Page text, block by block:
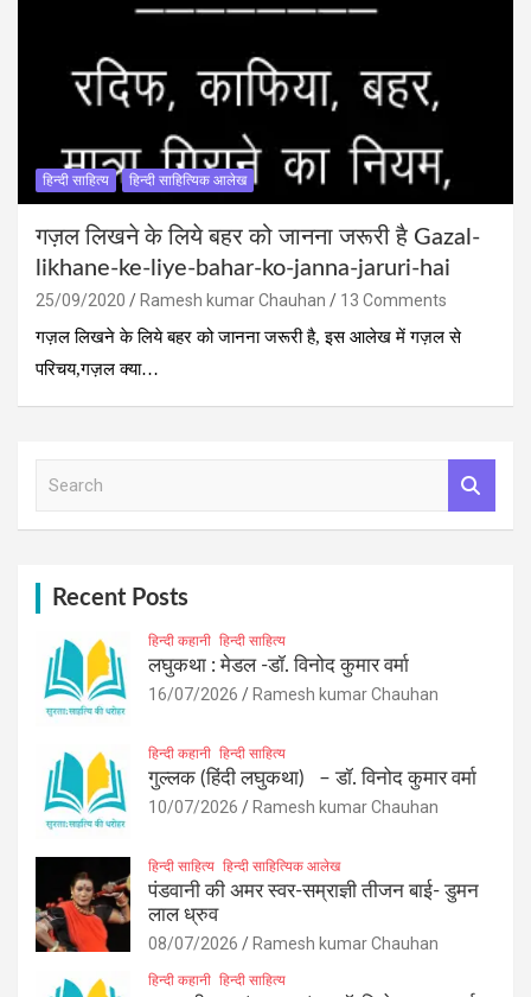
हिन्दी साहित्य हिन्दी साहित्यिक आलेख
गज़ल लिखने के लिये बहर को जानना जरूरी है Gazal-
likhane-ke-liye-bahar-ko-janna-jaruri-hai
25/09/2020 Ramesh kumar Chauhan
13 Comments
गज़ल लिखने के लिये बहर को जानना जरूरी है, इस आलेख में गज़ल से
परिचय,गज़ल क्‍या…
Recent Posts
हिन्दी कहानी हिन्दी साहित्य
लघुकथा : मेडल -डॉ. विनोद कुमार वर्मा
16/07/2026 Ramesh kumar Chauhan
हिन्दी कहानी हिन्दी साहित्य
गुल्लक (हिंदी लघुकथा) – डॉ. विनोद कुमार वर्मा
10/07/2026 Ramesh kumar Chauhan
हिन्दी साहित्य हिन्दी साहित्यिक आलेख
पंडवानी की अमर स्वर-सम्राज्ञी तीजन बाई- डुमन
लाल ध्रुव
08/07/2026 Ramesh kumar Chauhan
हिन्दी कहानी हिन्दी साहित्य